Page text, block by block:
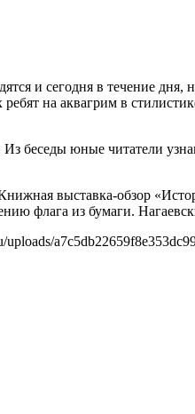
и сегодня в течение
на аквагрим в
беседы юные читатели
выставка-обзор
флага из бумаги.
uploads/